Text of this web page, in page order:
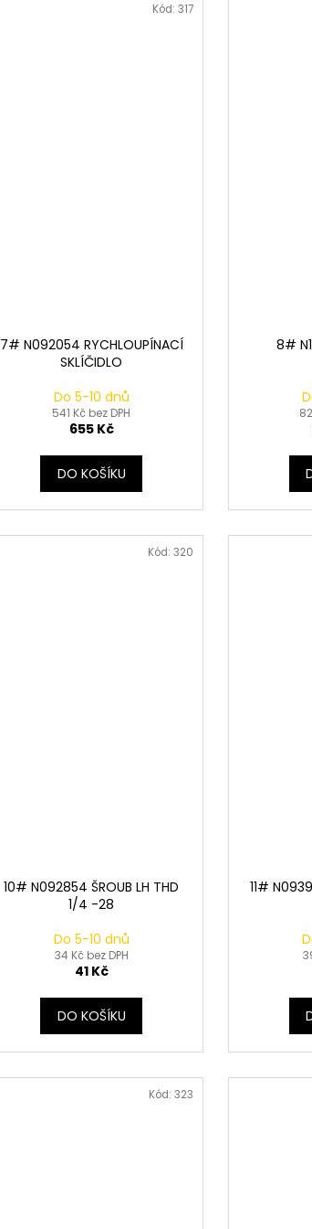
7# N092054 RYCHLOUPÍNACÍ
SKLÍČIDLO
Do 5-10 dnů
541 Kč bez DPH
655 Kč
DO KOŠÍKU
Kód:317
8#
10# N092854 ŠROUB LH THD
1/4 -28
Do 5-10 dnů
34 Kč bez DPH
41 Kč
DO KOŠÍKU
Kód:320
11#
Kód:323